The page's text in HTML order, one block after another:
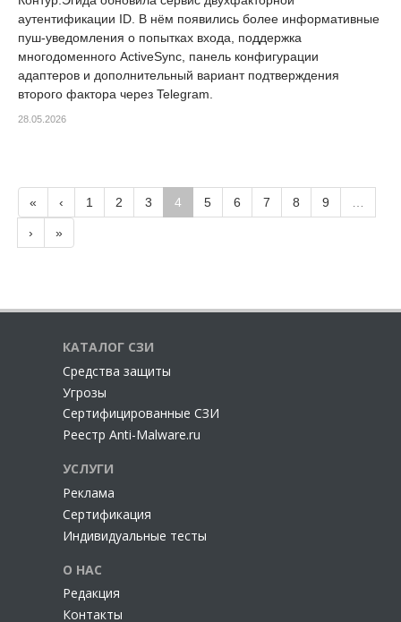
аутентификации ID. В нём появились более информативные
пуш-уведомления о попытках входа, поддержка
многодоменного ActiveSync, панель конфигурации
адаптеров и дополнительный вариант подтверждения
второго фактора через Telegram.
28.05.2026
« ‹ 1 2 3 4 5 6 7 8 9
› »
КАТАЛОГ СЗИ
Cредства защиты
Угрозы
Сертифицированные СЗИ
Реестр Anti-Malware.ru
УСЛУГИ
Реклама
Сертификация
Индивидуальные тесты
О НАС
Редакция
Контакты